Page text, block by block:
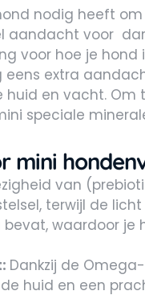
nodig heeft
aandacht voor
voor hoe je hond
eens extra
en vacht.
speciale
mini
van
terwijl de
waardoor
Dankzij de
huid en een